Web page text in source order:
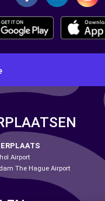
Airport
The Hague Airport